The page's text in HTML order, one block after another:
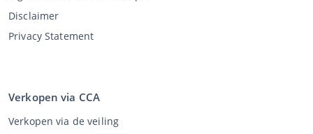
Disclaimer
Privacy Statement
Verkopen via CCA
Verkopen via de veiling